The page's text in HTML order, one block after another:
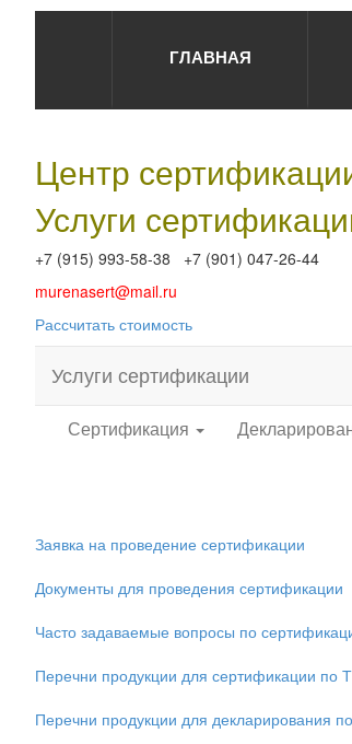
ГЛАВНАЯ
Центр
Услуги
+7 (915) 993-58-38 +7 (901) 047-26-44
murenasert@mail.ru
Рассчитать стоимость
Услуги сертификации
Сертификация
Заявка на проведение сертификации
Документы для проведения сертификации
Часто задаваемые вопросы по
Перечни продукции для сертификации по
Перечни продукции для декларирования